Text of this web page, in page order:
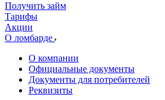
Получить займ
Тарифы
Акции
О ломбарде
О компании
Официальные документы
Документы для потребителей
Реквизиты